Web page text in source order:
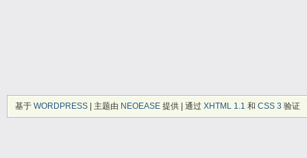
基于 WORDPRESS | 主题由 NEOEASE 提供 | 通过 XHTML 1.1 和 CSS 3 验证